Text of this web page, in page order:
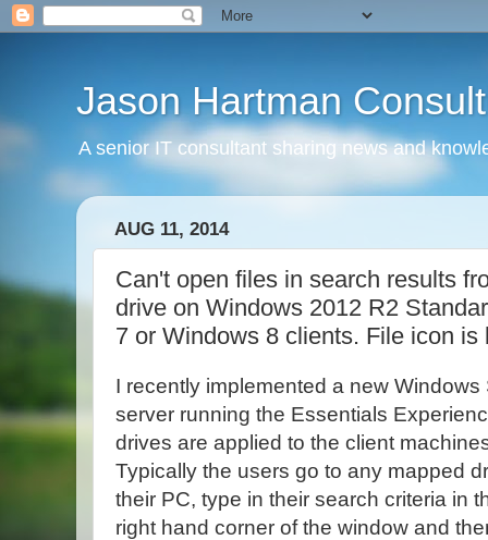
Jason Hartman
A senior IT consultant sharing news and
AUG 11, 2014
Can't open files in search results
drive on Windows 2012 R2
7 or Windows 8 clients. File icon is
I recently implemented a new
server running the Essentials
drives are applied to the client
Typically the users go to any mapped
their PC, type in their search criteria in
right hand corner of the window and